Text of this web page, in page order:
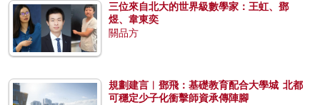
三位來自北大的世界級數學家：王虹、鄧
煜、韋東奕
關品方
規劃建言︱鄧飛：基礎教育配合大學城 北都
可穩定少子化衝擊師資承傳陣腳